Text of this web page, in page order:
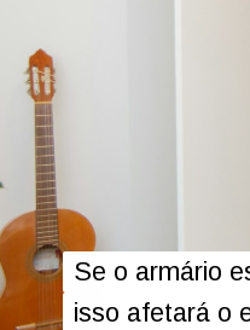
Se o armário
isso afetará o
Se o armário
isso afetará o